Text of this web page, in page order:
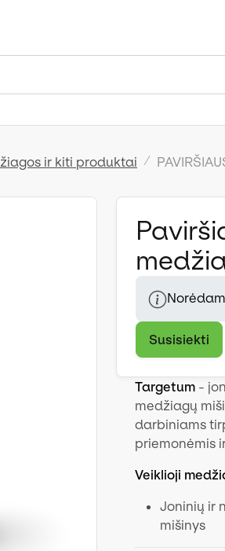
ir kiti produktai
Susisiekti
Targetum -
medžiagų
darbiniams
priemonėmis
Veiklioji
Joninių ir
mišinys